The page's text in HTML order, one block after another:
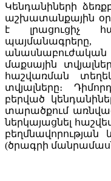
Կենդանիների
աշխատանքային
է լրացուցիչ
մաքսային
հաշվառման
տվյալները։
բերված
տարածքում
ներկայացնել
բեղմնավորության
(ծրագրի